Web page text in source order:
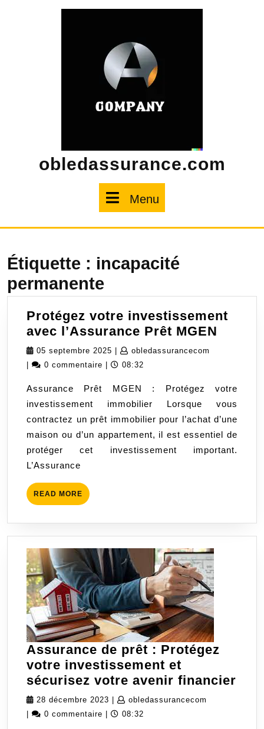
obledassurance.com
Menu
Étiquette : incapacité
permanente
Protégez votre investissement
avec l’Assurance Prêt MGEN
Prêt
MGEN
05 septembre 2025 05
septembre
obledassurancecom
0 commentaire 08:32
Assurance Prêt MGEN : Protégez votre
investissement immobilier Lorsque vous
contractez un prêt immobilier pour l’achat d’une
maison ou d’un appartement, il est essentiel de
protéger cet investissement important.
L’Assurance
READ MORE READ
MORE
Assurance de prêt : Protégez
votre investissement et
sécurisez votre avenir financier
28 décembre 2023 28
décembre
obledassurancecom
0 commentaire 08:32